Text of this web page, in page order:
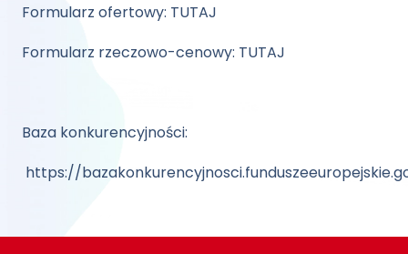
Formularz ofertowy: TUTAJ
Formularz rzeczowo-cenowy: TUTAJ
Baza konkurencyjności:
https://